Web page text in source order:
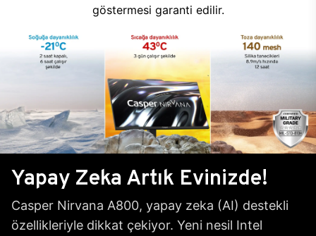
göstermesi garanti edilir.
Yapay Zeka Artık Evinizde!
Casper Nirvana A800, yapay zeka (AI) destekli
özellikleriyle dikkat çekiyor. Yeni nesil Intel